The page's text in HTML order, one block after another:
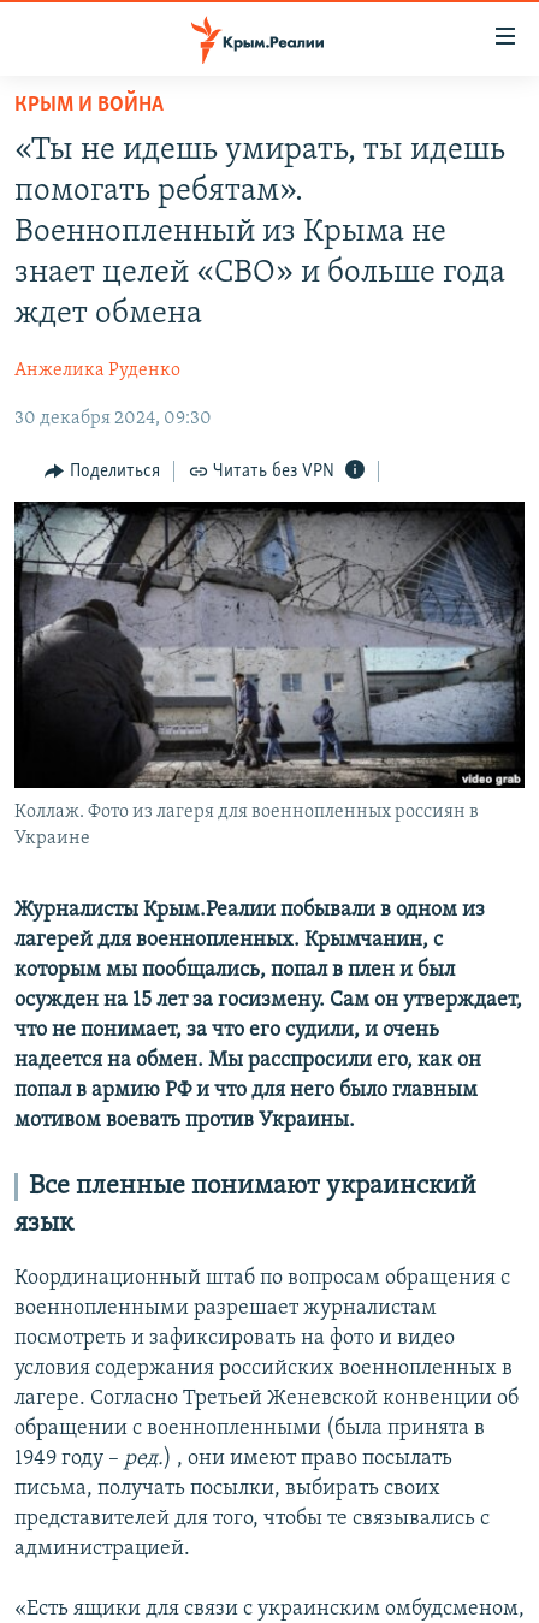
Вернуться
основному
содержанию
Вернутся
главной
навигации
СПЕЦПРОЕКТЫ
КАРТА ВОЕННЫХ ОБЪЕКТОВ КРЫМА
11 ЛЕТ ОККУПАЦИИ КРЫМА. 11 ИСТОРИЙ СОПРОТИВЛЕНИЯ
ВОДА
ЕЩЕ
ТЕЛЕПРОЕКТ КРЫМ.РЕАЛИИ
СОВЕТЫ ПРАВОЗАЩИТНИКОВ
ПРОПАВШИЕ БЕЗ ВЕСТИ
ПОБЕДИТЕЛЕЙ НЕ СУДЯТ?
КРЫМ.НЕПОКОРЕННЫЙ
ELIFBE
УКРАИНСКАЯ ПРОБЛЕМА КРЫМА
КАК ОБОЙТИ БЛОКИРОВКУ
ПРИСОЕДИНЯЙТЕСЬ!
Все сайты RFE/RL
КРЫМ И ВОЙНА
«Ты не идешь умирать, ты идешь
помогать ребятам».
Военнопленный из Крыма не
знает целей «СВО» и больше года
ждет обмена
Анжелика Руденко
30 декабря 2024, 09:30
Поделиться Читать без VPN
Коллаж. Фото из лагеря для военнопленных россиян в
Украине
Журналисты Крым.Реалии побывали в одном из
лагерей для военнопленных. Крымчанин, с
которым мы пообщались, попал в плен и был
осужден на 15 лет за госизмену. Сам он утверждает,
что не понимает, за что его судили, и очень
надеется на обмен. Мы расспросили его, как он
попал в армию РФ и что для него было главным
мотивом воевать против Украины.
Все пленные понимают украинский
язык
Координационный штаб по вопросам обращения с
военнопленными разрешает журналистам
посмотреть и зафиксировать на фото и видео
условия содержания российских военнопленных в
лагере. Согласно Третьей Женевской конвенции об
обращении с военнопленными (была принята в
1949 году – ред.) , они имеют право посылать
письма, получать посылки, выбирать своих
представителей для того, чтобы те связывались с
администрацией.
«Есть ящики для связи с украинским омбудсменом,